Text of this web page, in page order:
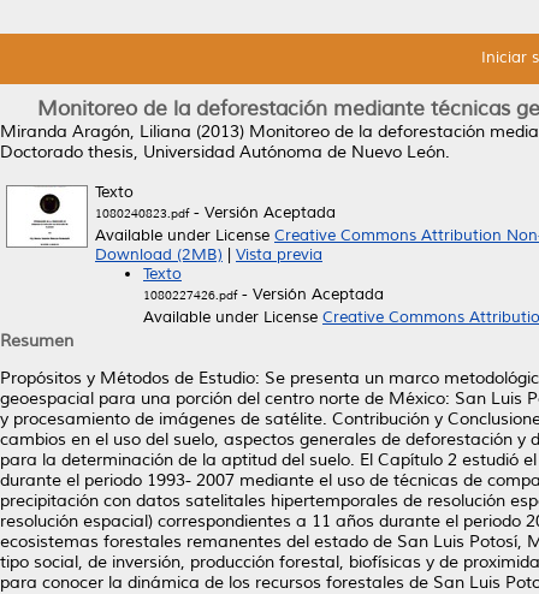
Iniciar
Monitoreo de la deforestación mediante técnicas
Miranda Aragón, Liliana (2013) Monitoreo de la deforestación
Doctorado thesis, Universidad Autónoma de Nuevo León.
Texto
1080240823.pdf- Versión Aceptada
Available under License Creative Commons Attribution
Download (2MB)
Vista previa
Texto
1080227426.pdf- Versión Aceptada
Available under License Creative Commons
Resumen
Propósitos y Métodos de Estudio: Se presenta un marco
geoespacial para una porción del centro norte de México: San Luis
y procesamiento de imágenes de satélite. Contribución y
cambios en el uso del suelo, aspectos generales de deforestación
para la determinación de la aptitud del suelo. El Capítulo 2 estudió
durante el periodo 1993- 2007 mediante el uso de técnicas de
precipitación con datos satelitales hipertemporales de resolución
resolución espacial) correspondientes a 11 años durante el periodo
ecosistemas forestales remanentes del estado de San Luis
tipo social, de inversión, producción forestal, biofísicas y de
para conocer la dinámica de los recursos forestales de San Luis